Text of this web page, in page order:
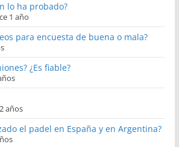
lo ha probado?
1 año
para encuesta de buena o mala?
¿Es fiable?
años
el padel en España y en Argentina?